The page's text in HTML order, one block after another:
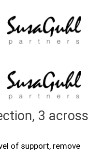
3 across
of support, remove